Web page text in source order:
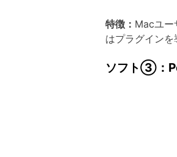
特徴： Macユー
はプラグインを
ソフト③：